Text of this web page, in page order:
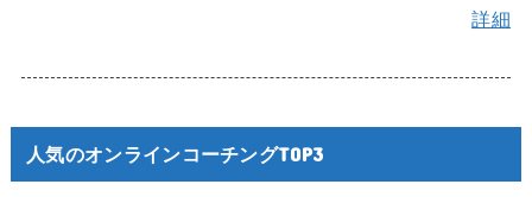
詳細
人気のオンラインコーチングTOP3